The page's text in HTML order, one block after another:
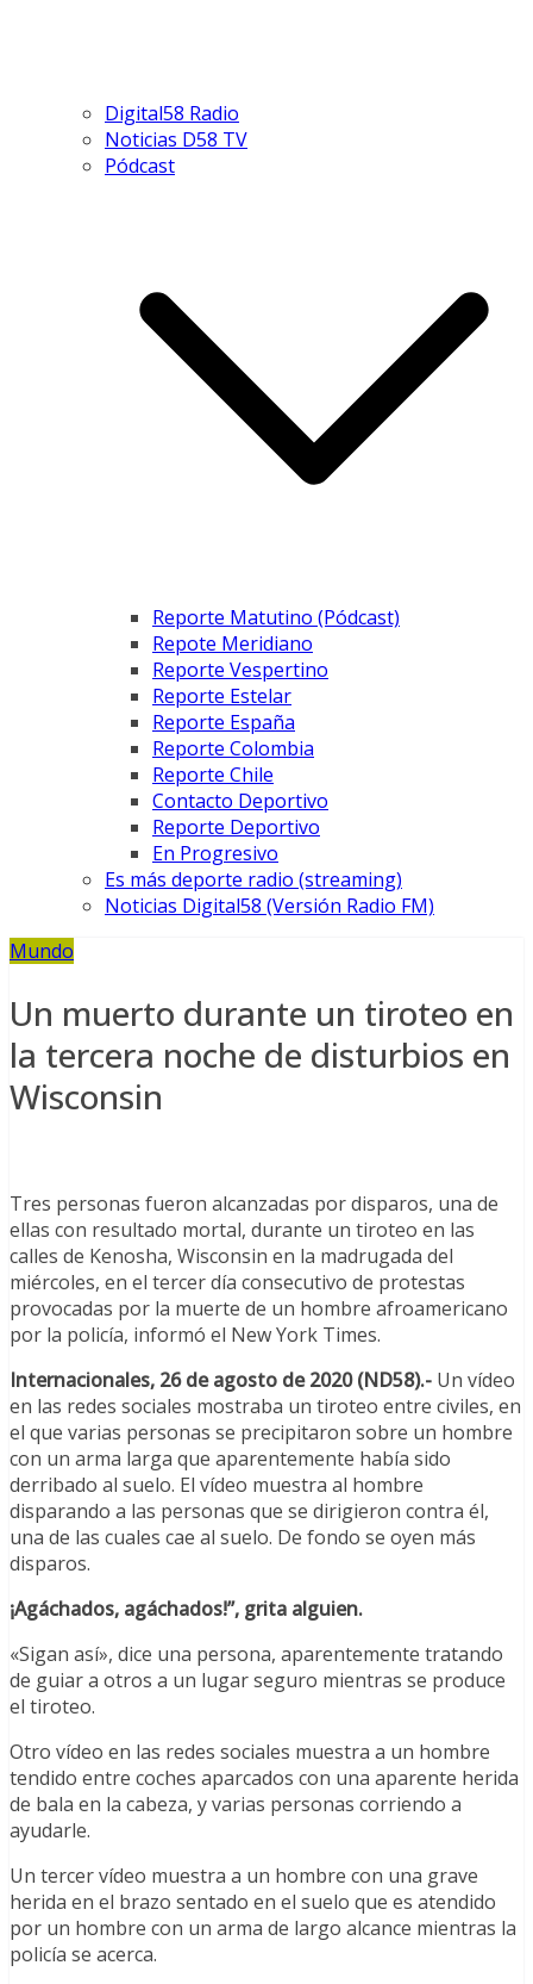
Digital58 Radio
Noticias D58 TV
Pódcast
Reporte Matutino (Pódcast)
Repote Meridiano
Reporte Vespertino
Reporte Estelar
Reporte España
Reporte Colombia
Reporte Chile
Contacto Deportivo
Reporte Deportivo
En Progresivo
Es más deporte radio (streaming)
Noticias Digital58 (Versión Radio FM)
Mundo
Un muerto durante un tiroteo en
la tercera noche de disturbios en
Wisconsin
Tres personas fueron alcanzadas por disparos, una de
ellas con resultado mortal, durante un tiroteo en las
calles de Kenosha, Wisconsin en la madrugada del
miércoles, en el tercer día consecutivo de protestas
provocadas por la muerte de un hombre afroamericano
por la policía, informó el New York Times.
Internacionales, 26 de agosto de 2020 (ND58).- Un vídeo
en las redes sociales mostraba un tiroteo entre civiles, en
el que varias personas se precipitaron sobre un hombre
con un arma larga que aparentemente había sido
derribado al suelo. El vídeo muestra al hombre
disparando a las personas que se dirigieron contra él,
una de las cuales cae al suelo. De fondo se oyen más
disparos.
¡Agáchados, agáchados!”, grita alguien.
«Sigan así», dice una persona, aparentemente tratando
de guiar a otros a un lugar seguro mientras se produce
el tiroteo.
Otro vídeo en las redes sociales muestra a un hombre
tendido entre coches aparcados con una aparente herida
de bala en la cabeza, y varias personas corriendo a
ayudarle.
Un tercer vídeo muestra a un hombre con una grave
herida en el brazo sentado en el suelo que es atendido
por un hombre con un arma de largo alcance mientras la
policía se acerca.